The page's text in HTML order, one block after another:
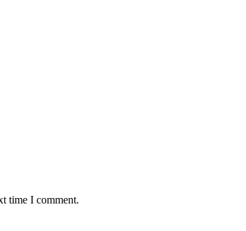
time I comment.